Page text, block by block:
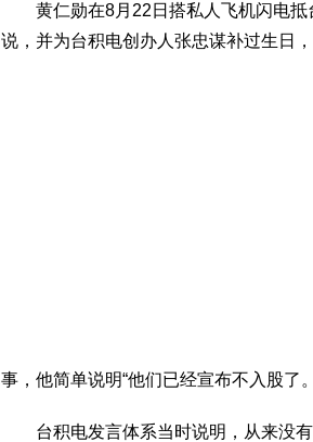
黄仁勋在8月22日搭私人飞机闪电抵
说，并为台积电创办人张忠谋补过生日
事，他简单说明“他们已经宣布不入股了
台积电发言体系当时说明，从来没有